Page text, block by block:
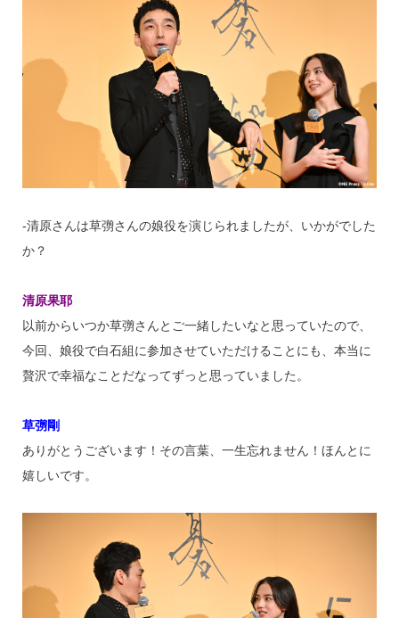
‐清原さんは草彅さんの娘役を演じられましたが、いかがでした
か？
清原果耶
以前からいつか草彅さんとご一緒したいなと思っていたので、
今回、娘役で白石組に参加させていただけることにも、本当に
贅沢で幸福なことだなってずっと思っていました。
草彅剛
ありがとうございます！その言葉、一生忘れません！ほんとに
嬉しいです。